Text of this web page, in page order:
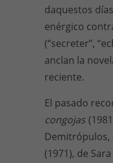
daquestos
enérgico
(“secreter”,
anclan la
reciente.
El pasado
congojas
Demitrópulos,
(1971), de